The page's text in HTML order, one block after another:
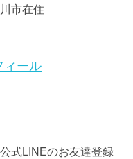
市在住
ィール
式LINEのお友達登録